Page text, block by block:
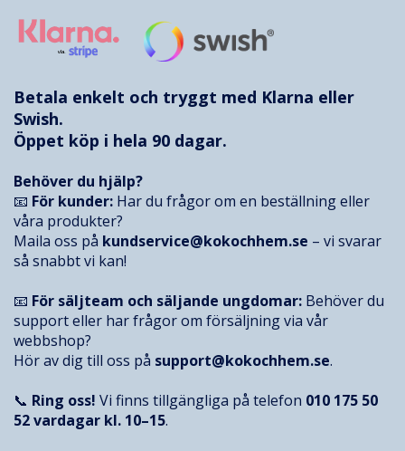
Betala enkelt och tryggt med Klarna eller
Swish.
Öppet köp i hela 90 dagar.
Behöver du hjälp?
📧 För kunder: Har du frågor om en beställning eller
våra produkter?
Maila oss på kundservice@kokochhem.se – vi svarar
så snabbt vi kan!
📧 För säljteam och säljande ungdomar: Behöver du
support eller har frågor om försäljning via vår
webbshop?
Hör av dig till oss på support@kokochhem.se.
📞 Ring oss! Vi finns tillgängliga på telefon 010 175 50
52vardagar kl. 10–15.